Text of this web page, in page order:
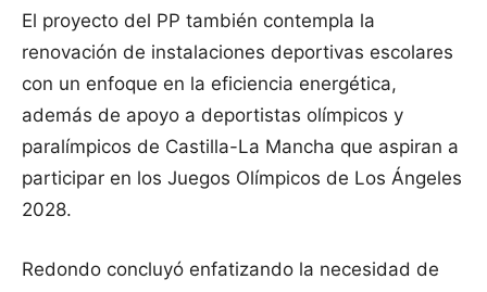
El proyecto del PP también contempla la
renovación de instalaciones deportivas escolares
con un enfoque en la eficiencia energética,
además de apoyo a deportistas olímpicos y
paralímpicos de Castilla-La Mancha que aspiran a
participar en los Juegos Olímpicos de Los Ángeles
2028.
Redondo concluyó enfatizando la necesidad de